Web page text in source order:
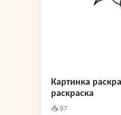
Картинка
раскраска
📥 87